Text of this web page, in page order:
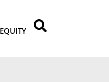
EQUITY